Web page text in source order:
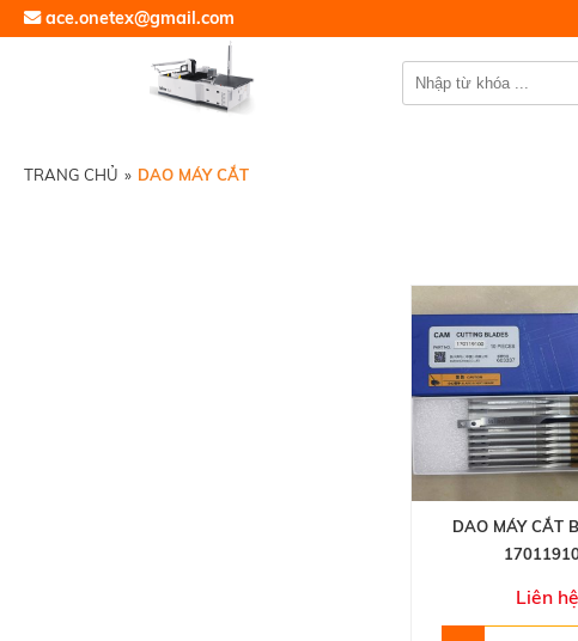
ace.onetex@gmail.com
TRANG CHỦ » DAO MÁY CẮT
DAO MÁY CẮT
Liên hệ